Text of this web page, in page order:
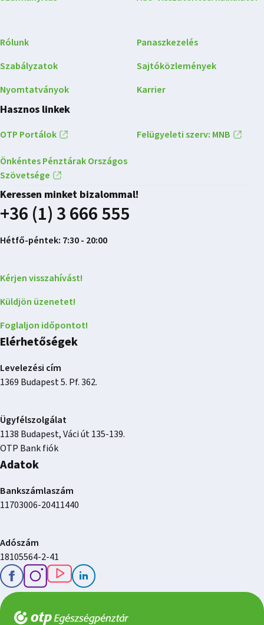
Rólunk
Szabályzatok
Nyomtatványok
Panaszkezelés
Sajtóközlemények
Karrier
Hasznos linkek
OTP Portálok
Önkéntes Pénztárak Országos
Szövetsége
Felügyeleti szerv: MNB
Keressen minket bizalommal!
+36 (1) 3 666 555
Hétfő-péntek: 7:30 - 20:00
Kérjen visszahívást!
Küldjön üzenetet!
Foglaljon időpontot!
Elérhetőségek
Levelezési cím
1369 Budapest 5. Pf. 362.
Ügyfélszolgálat
1138 Budapest, Váci út 135-139.
OTP Bank fiók
Adatok
Bankszámlaszám
11703006-20411440
Adószám
18105564-2-41